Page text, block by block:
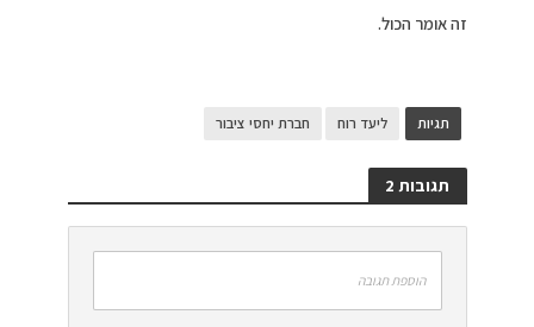
זה אומר הכול.
תגיות ליעד רוח חברת יחסי ציבור
תגובות 2
הוספת תגובה